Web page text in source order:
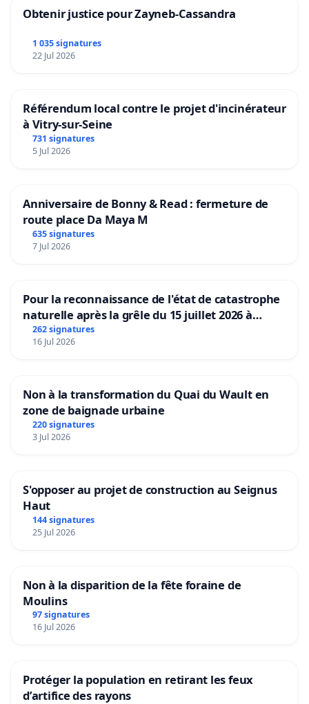
Obtenir justice pour Zayneb-Cassandra
1 035 signatures
22 Jul 2026
Référendum local contre le projet d'incinérateur
à Vitry-sur-Seine
731 signatures
5 Jul 2026
Anniversaire de Bonny & Read : fermeture de
route place Da Maya M
635 signatures
7 Jul 2026
Pour la reconnaissance de l'état de catastrophe
naturelle après la grêle du 15 juillet 2026 à
Aubenas et ses alentours
262 signatures
16 Jul 2026
Non à la transformation du Quai du Wault en
zone de baignade urbaine
220 signatures
3 Jul 2026
S'opposer au projet de construction au Seignus
Haut
144 signatures
25 Jul 2026
Non à la disparition de la fête foraine de
Moulins
97 signatures
16 Jul 2026
Protéger la population en retirant les feux
d’artifice des rayons